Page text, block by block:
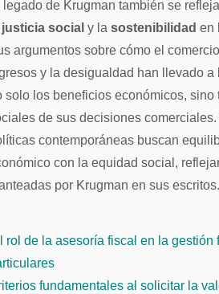
legado de Krugman también se
justicia social y la sostenibilidad en
argumentos sobre cómo el
y la desigualdad han llevado
solo los beneficios económicos,
de sus decisiones
contemporáneas buscan
con la equidad social,
por Krugman en sus escritos.
rol de la asesoría fiscal en la gestión
fundamentales al solicitar la